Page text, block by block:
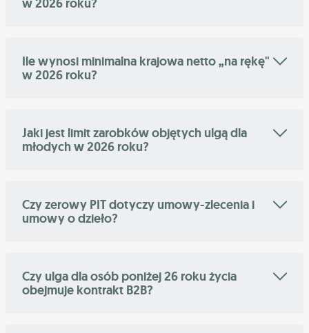
w 2026 roku?
Ile wynosi minimalna krajowa netto „na rękę"
w 2026 roku?
Jaki jest limit zarobków objętych ulgą dla
młodych w 2026 roku?
Czy zerowy PIT dotyczy umowy-zlecenia i
umowy o dzieło?
Czy ulga dla osób poniżej 26 roku życia
obejmuje kontrakt B2B?